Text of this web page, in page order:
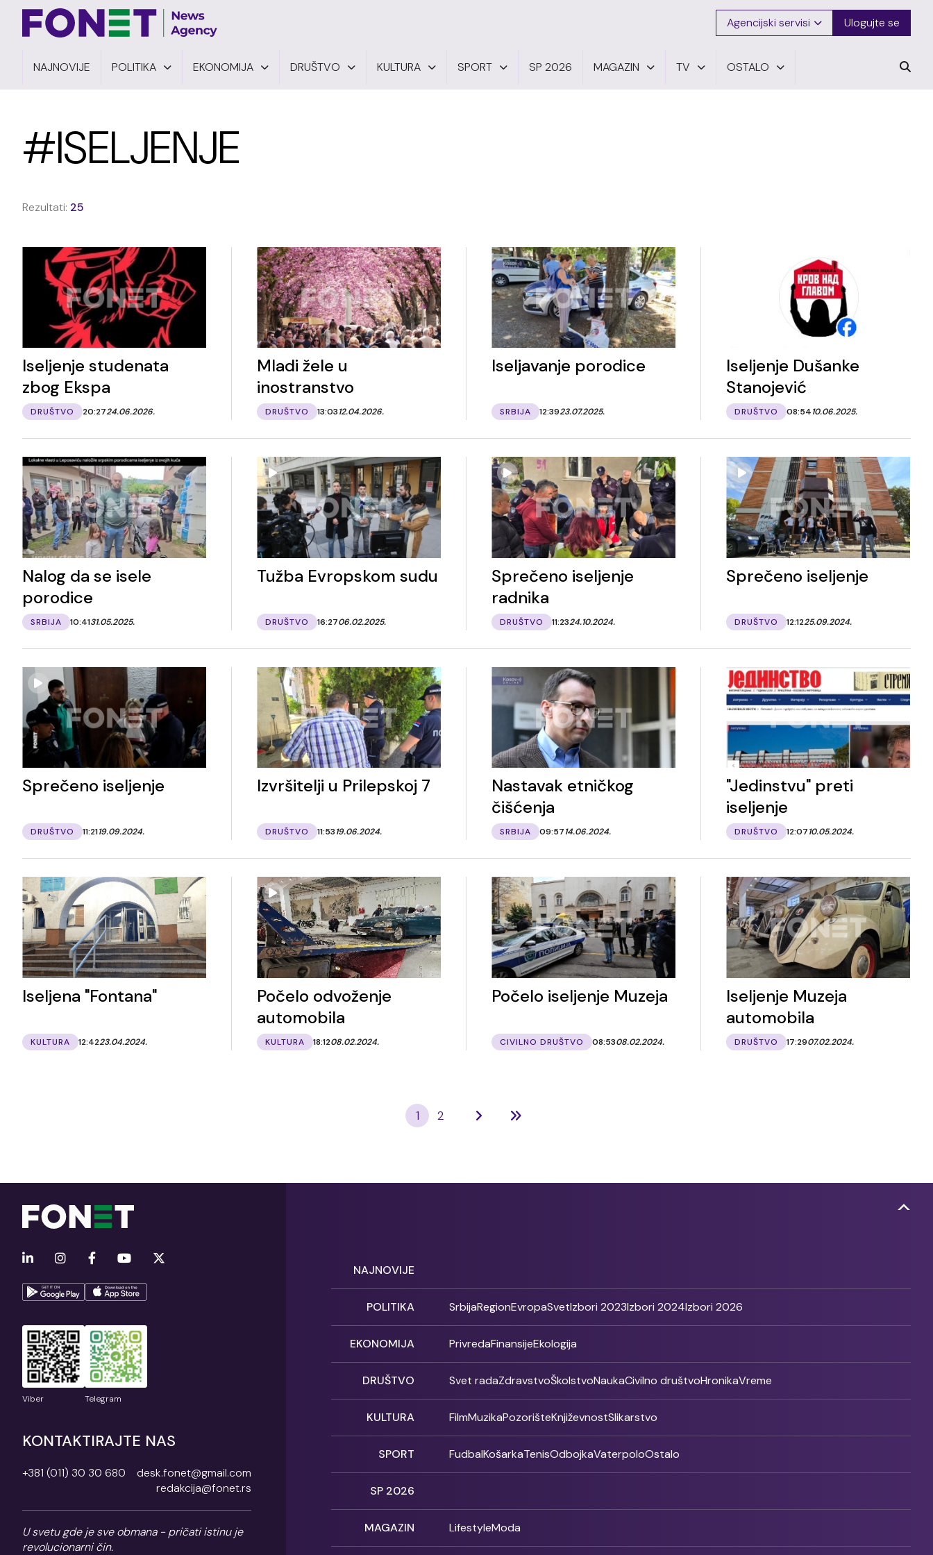
Agencijski servisi Ulogujte se
NAJNOVIJE POLITIKA EKONOMIJA DRUŠTVO KULTURA SPORT SP 2026 MAGAZIN TV OSTALO
#ISELJENJE
Rezultati: 25
Iseljenje studenata
zbog Ekspa
DRUŠTVO 20:2724.06.2026.
Mladi žele u
inostranstvo
DRUŠTVO 13:0312.04.2026.
Iseljavanje porodice
SRBIJA 12:3923.07.2025.
Iseljenje Dušanke
Stanojević
DRUŠTVO 08:5410.06.2025.
Nalog da se isele
porodice
SRBIJA 10:4131.05.2025.
Tužba Evropskom sudu
DRUŠTVO 16:2706.02.2025.
Sprečeno iseljenje
radnika
DRUŠTVO 11:2324.10.2024.
Sprečeno iseljenje
DRUŠTVO 12:1225.09.2024.
Sprečeno iseljenje
DRUŠTVO 11:2119.09.2024.
Izvršitelji u Prilepskoj 7
DRUŠTVO 11:5319.06.2024.
Nastavak etničkog
čišćenja
SRBIJA 09:5714.06.2024.
"Jedinstvu" preti
iseljenje
DRUŠTVO 12:0710.05.2024.
Iseljena "Fontana"
KULTURA 12:4223.04.2024.
Počelo odvoženje
automobila
KULTURA 18:1208.02.2024.
Počelo iseljenje Muzeja
CIVILNO DRUŠTVO 08:5308.02.2024.
Iseljenje Muzeja
automobila
DRUŠTVO 17:2907.02.2024.
1 2
Viber Telegram
KONTAKTIRAJTE NAS
+381 (011) 30 30 680
desk.fonet@gmail.com
redakcija@fonet.rs
U svetu gde je sve obmana - pričati istinu je
revolucionarni čin.
NAJNOVIJE
POLITIKA SrbijaRegionEvropaSvetIzbori 2023Izbori 2024Izbori 2026
EKONOMIJA PrivredaFinansijeEkologija
DRUŠTVO Svet radaZdravstvoŠkolstvoNaukaCivilno društvoHronikaVreme
KULTURA FilmMuzikaPozorišteKnjiževnostSlikarstvo
SPORT FudbalKošarkaTenisOdbojkaVaterpoloOstalo
SP 2026
MAGAZIN LifestyleModa